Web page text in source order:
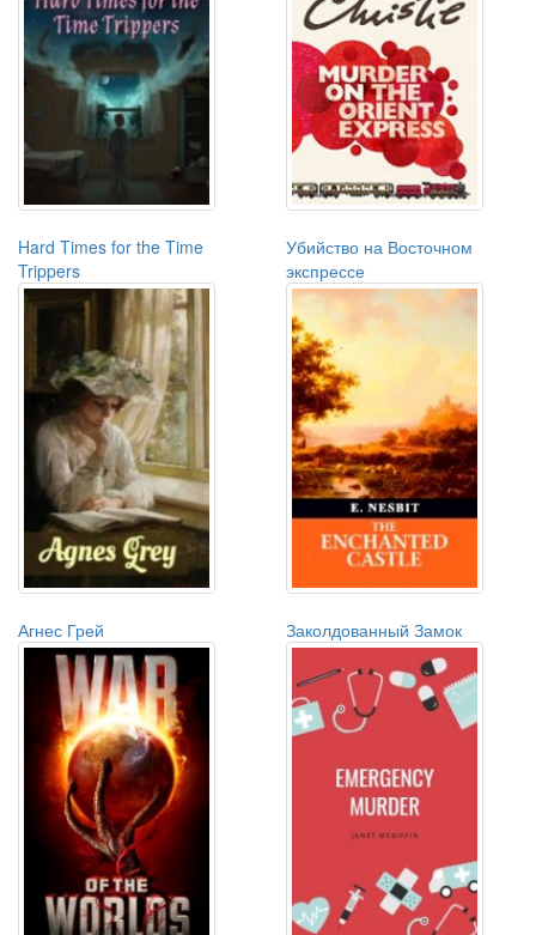
Hard Times for the Time
Trippers
Убийство на Восточном
экспрессе
Агнес Грей Заколдованный Замок